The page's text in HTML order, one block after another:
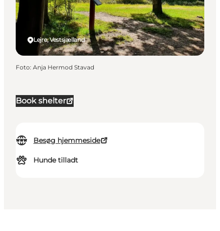
Book shelter
Besøg hjemmeside
Hunde tilladt
Lejre, Vestsjælland
Foto: Anja Hermod Stavad